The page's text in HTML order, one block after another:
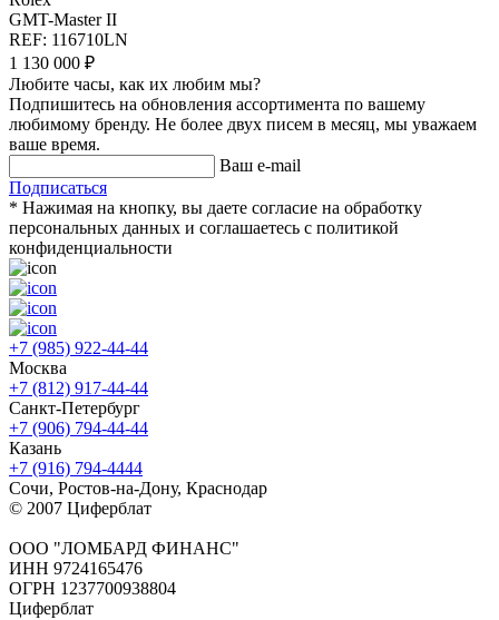
GMT-Master II
REF: 116710LN
1 130 000 ₽
Любите часы, как их любим мы?
Подпишитесь на обновления ассортимента по вашему
любимому бренду. Не более двух писем в месяц, мы уважаем
ваше время.
Ваш e-mail
Подписаться
* Нажимая на кнопку, вы даете согласие на обработку
персональных данных и соглашаетесь c политикой
конфиденциальности
+7 (985) 922-44-44
Москва
+7 (812) 917-44-44
Санкт-Петербург
+7 (906) 794-44-44
Казань
+7 (916) 794-4444
Сочи, Ростов-на-Дону, Краснодар
© 2007 Циферблат
ООО "ЛОМБАРД ФИНАНС"
ИНН 9724165476
ОГРН 1237700938804
Циферблат